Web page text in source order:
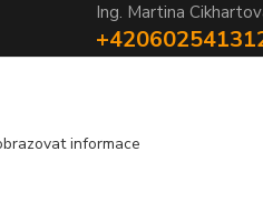
Ing. Martina
informace